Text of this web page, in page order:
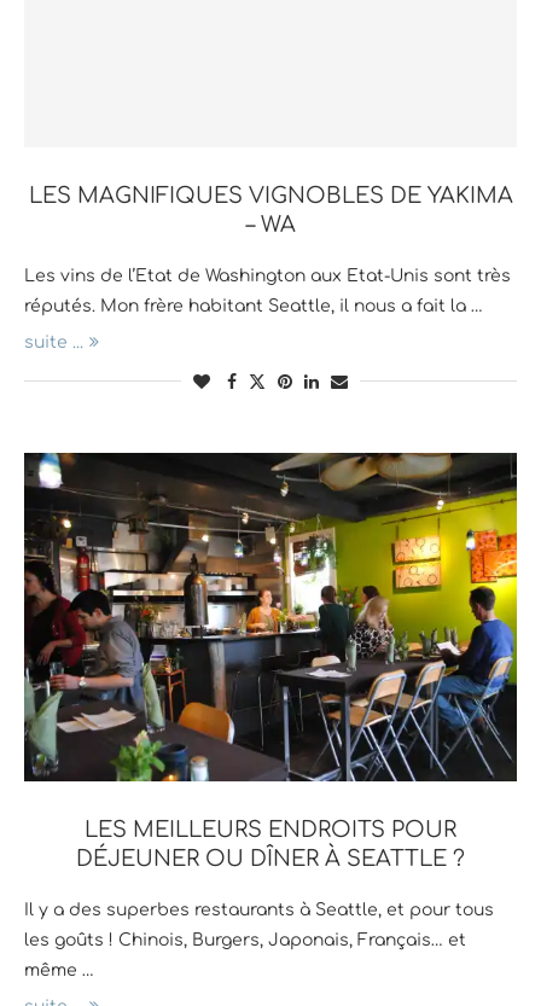
LES MAGNIFIQUES VIGNOBLES DE YAKIMA
– WA
Les vins de l’Etat de Washington aux Etat-Unis sont très
réputés. Mon frère habitant Seattle, il nous a fait la …
suite ...
LES MEILLEURS ENDROITS POUR
DÉJEUNER OU DÎNER À SEATTLE ?
Il y a des superbes restaurants à Seattle, et pour tous
les goûts ! Chinois, Burgers, Japonais, Français… et
même …